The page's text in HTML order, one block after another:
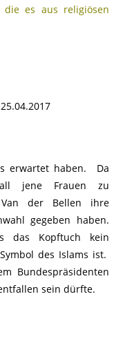
es aus religiösen
erwartet haben. Da
jene Frauen zu
Van der Bellen ihre
gegeben haben.
das Kopftuch kein
des Islams ist.
Bundespräsidenten
sein dürfte.